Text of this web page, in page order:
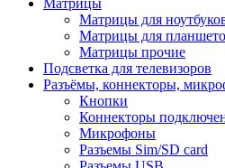
Матрицы
Матрицы для
Матрицы для
Матрицы прочие
Подсветка для телевизоров
Разъёмы, коннекторы,
Кнопки
Коннекторы
Микрофоны
Разъемы Sim/SD card